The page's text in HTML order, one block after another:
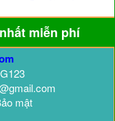
miễn phí
mật